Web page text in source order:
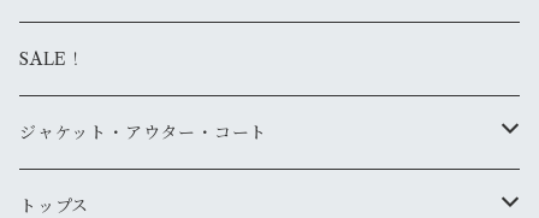
SALE！
ジャケット・アウター・コート
デニムジャケット
トップス